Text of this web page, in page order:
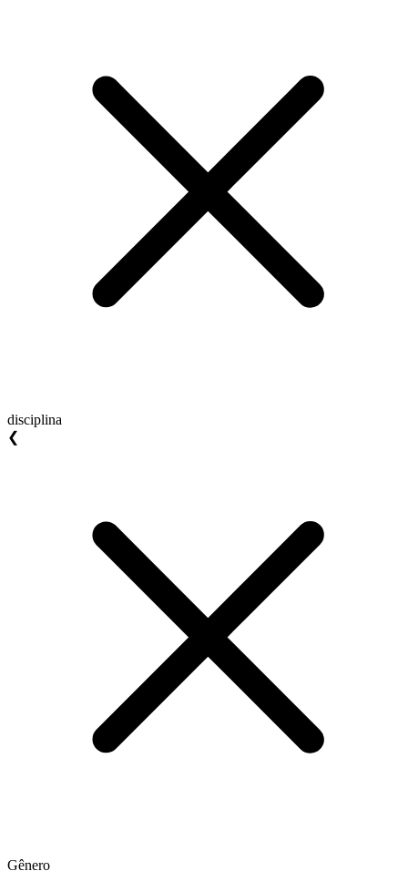
disciplina
❮
Gênero